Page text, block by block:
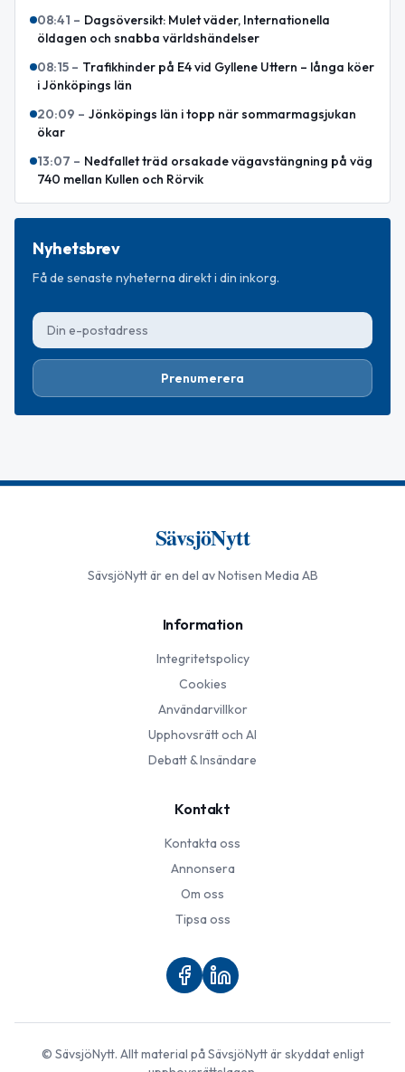
08:41 – Dagsöversikt: Mulet väder, Internationella
öldagen och snabba världshändelser
08:15 – Trafikhinder på E4 vid Gyllene Uttern – långa köer
i Jönköpings län
20:09 – Jönköpings län i topp när sommarmagsjukan
ökar
13:07 – Nedfallet träd orsakade vägavstängning på väg
740 mellan Kullen och Rörvik
Nyhetsbrev
Få de senaste nyheterna direkt i din inkorg.
Prenumerera
SävsjöNytt
SävsjöNyttär en del av Notisen Media AB
Information
Integritetspolicy
Cookies
Användarvillkor
Upphovsrätt och AI
Debatt & Insändare
Kontakt
Kontakta oss
Annonsera
Om oss
Tipsa oss
© SävsjöNytt. Allt material påSävsjöNyttär skyddat enligt